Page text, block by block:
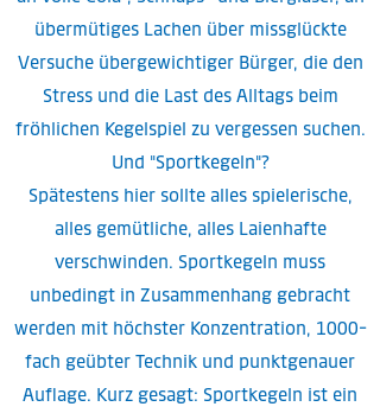
übermütiges Lachen über missglückte
Versuche übergewichtiger Bürger, die den
Stress und die Last des Alltags beim
fröhlichen Kegelspiel zu vergessen suchen.
Und "Sportkegeln"?
Spätestens hier sollte alles spielerische,
alles gemütliche, alles Laienhafte
verschwinden. Sportkegeln muss
unbedingt in Zusammenhang gebracht
werden mit höchster Konzentration, 1000-
fach geübter Technik und punktgenauer
Auflage. Kurz gesagt: Sportkegeln ist ein